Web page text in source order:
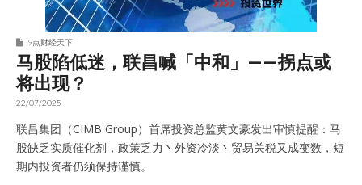
9点财经天下
马股陷低迷，联昌喊「中和」——拐点或
将出现？
22/07/2025
联昌集团（CIMB Group）首席投资总监黄文豪发出审慎提醒：马
股缺乏实质催化剂，政策乏力丶外资冷淡丶贸易关税又成变数，短
期内投资者仍须保持谨慎。